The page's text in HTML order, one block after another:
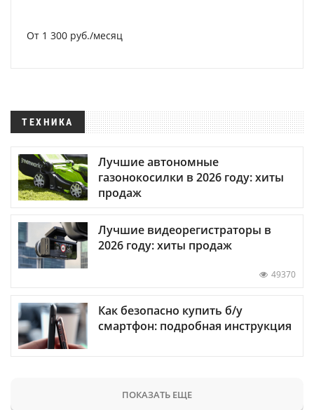
От 1 300 руб./месяц
ТЕХНИКА
Лучшие автономные
газонокосилки в 2026 году: хиты
продаж
Лучшие видеорегистраторы в
2026 году: хиты продаж
49370
Как безопасно купить б/у
смартфон: подробная инструкция
ПОКАЗАТЬ ЕЩЕ